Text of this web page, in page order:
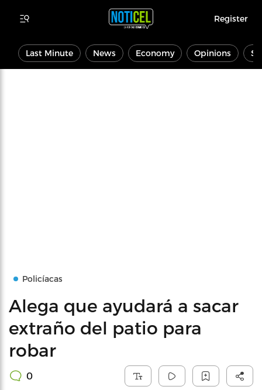
Register
Last Minute News Economy Opinions
Policíacas
Alega que ayudará a sacar
extraño del patio para
robar
0